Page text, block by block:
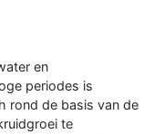
en
periodes is
rond de basis van de
te